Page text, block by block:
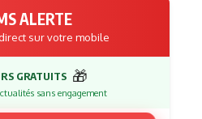
ALERTE
sur votre mobile
GRATUITS 🎁
sans engagement